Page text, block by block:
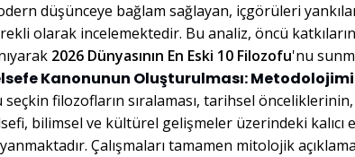
düşünceye bağlam sağlayan, içgörüleri
olarak incelemektedir. Bu analiz, öncü
2026 Dünyasının En Eski 10 Filozofu'nu
Kanonunun Oluşturulması:
seçkin filozofların sıralaması, tarihsel
bilimsel ve kültürel gelişmeler üzerindeki
Çalışmaları tamamen mitolojik